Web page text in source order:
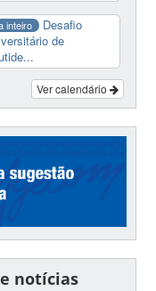
inteiro
Desafio
de
Ver calendário
notícias